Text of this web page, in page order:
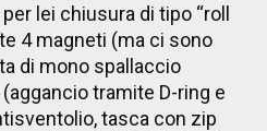
lei chiusura di tipo “roll
4 magneti (ma ci sono
di mono spallaccio
tramite D-ring e
tasca con zip